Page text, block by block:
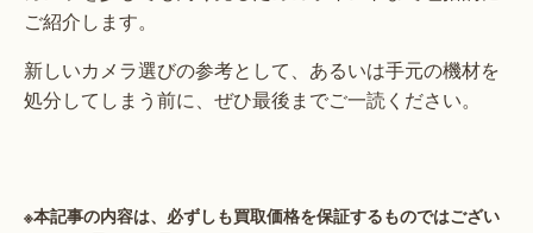
ご紹介します。
新しいカメラ選びの参考として、あるいは手元の機材を
処分してしまう前に、ぜひ最後までご一読ください。
※本記事の内容は、必ずしも買取価格を保証するものではござい